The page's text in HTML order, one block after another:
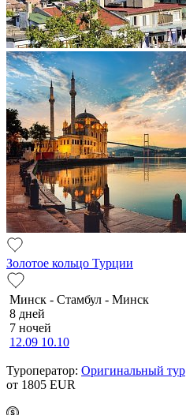
Золотое кольцо Турции
Минск - Стамбул - Минск
8 дней
7 ночей
12.09 10.10
Туроператор: Оригинальный тур
от 1805 EUR